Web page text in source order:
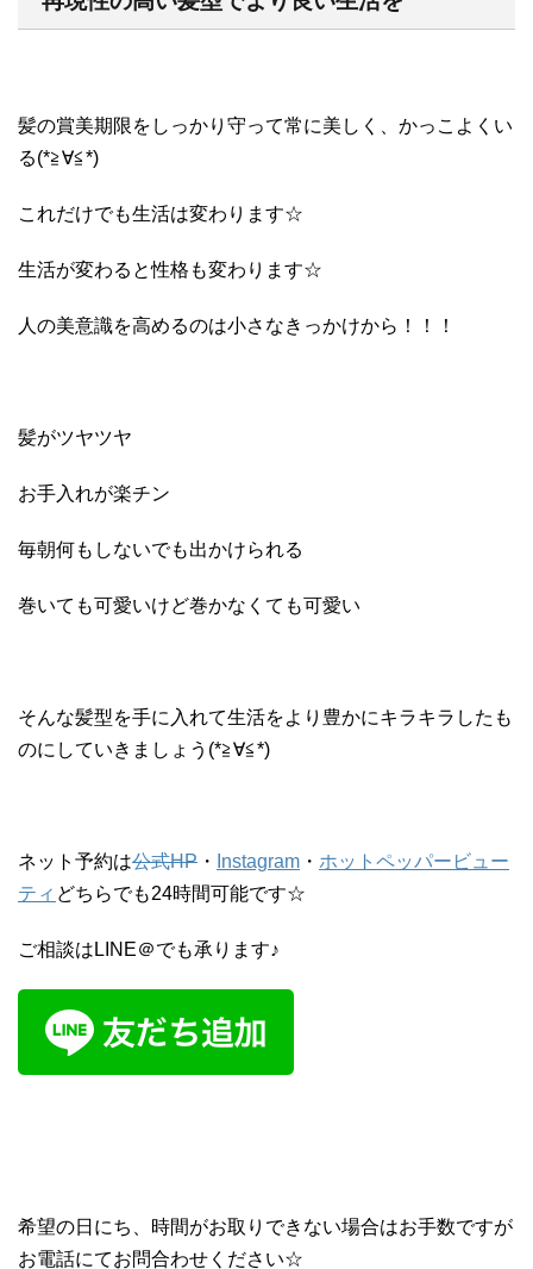
髪の賞美期限をしっかり守って常に美しく、かっこよくい
る(*≧∀≦*)
これだけでも生活は変わります☆
生活が変わると性格も変わります☆
人の美意識を高めるのは小さなきっかけから！！！
髪がツヤツヤ
お手入れが楽チン
毎朝何もしないでも出かけられる
巻いても可愛いけど巻かなくても可愛い
そんな髪型を手に入れて生活をより豊かにキラキラしたも
のにしていきましょう(*≧∀≦*)
ネット予約は公式HP ・ Instagram ・ ホットペッパービュー
ティ どちらでも24時間可能です☆
ご相談はLINE＠でも承ります♪
希望の日にち、時間がお取りできない場合はお手数ですが
お電話にてお問合わせください☆